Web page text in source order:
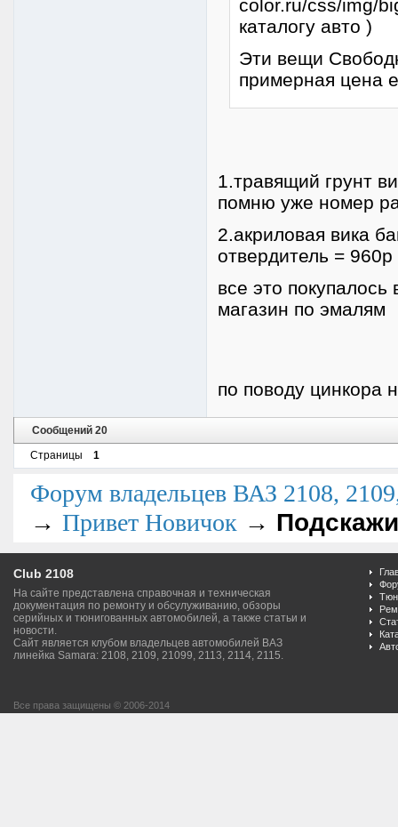
каталогу авто )
Эти вещи
примерная цена
1.травящий грунт
помню уже номер
2.акриловая вика
отвердитель = 960р
все это
магазин по эмалям
по поводу цинкора
Сообщений 20
Страницы
1
Форум владельцев ВАЗ 2108,
→ Привет Новичок →
Club 2108
На сайте представлена справочная и техническая
документация по ремонту и обсулуживанию, обзоры
серийных и тюнигованных автомобилей, а также статьи и
новости.
Сайт является клубом владельцев автомобилей ВАЗ
линейка Samara: 2108, 2109, 21099, 2113, 2114, 2115.
Все права защищены © 2006-2014